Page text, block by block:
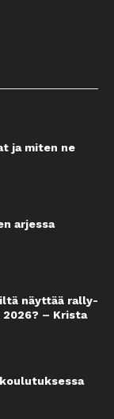
ja miten ne
arjessa
näyttää rally-
– Krista